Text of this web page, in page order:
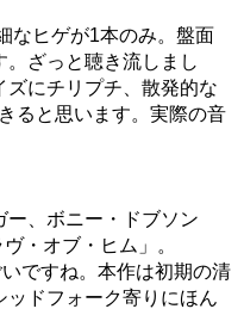
なヒゲが1本のみ。盤面
ざっと聴き流しまし
ズにチリプチ、散発的な
ると思います。実際の音
ー、ボニー・ドブソン
・オブ・ヒム」。
ですね。本作は初期の清
ドフォーク寄りにほん